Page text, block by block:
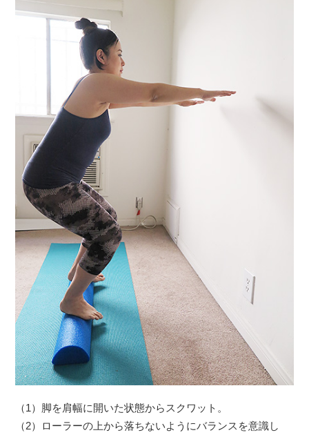
（1）脚を肩幅に開いた状態からスクワット。
（2）ローラーの上から落ちないようにバランスを意識し